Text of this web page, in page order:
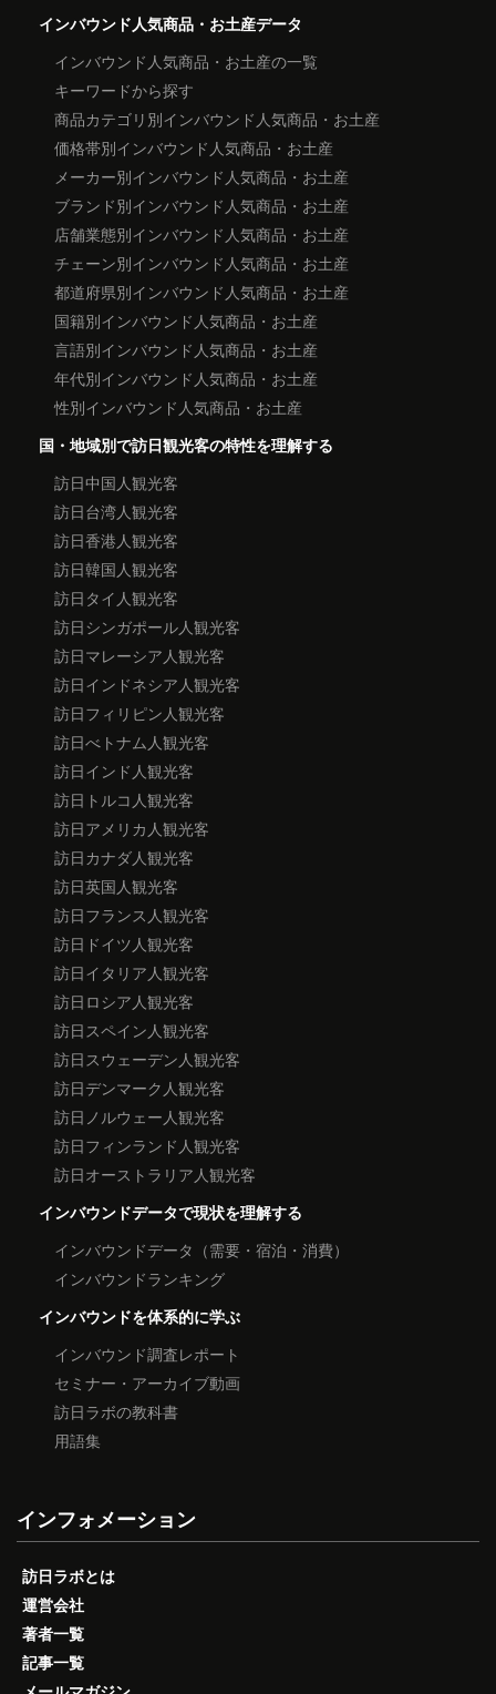
インバウンド人気商品・お土産データ
インバウンド人気商品・お土産の一覧
キーワードから探す
商品カテゴリ別インバウンド人気商品・お土産
価格帯別インバウンド人気商品・お土産
メーカー別インバウンド人気商品・お土産
ブランド別インバウンド人気商品・お土産
店舗業態別インバウンド人気商品・お土産
チェーン別インバウンド人気商品・お土産
都道府県別インバウンド人気商品・お土産
国籍別インバウンド人気商品・お土産
言語別インバウンド人気商品・お土産
年代別インバウンド人気商品・お土産
性別インバウンド人気商品・お土産
国・地域別で訪日観光客の特性を理解する
訪日中国人観光客
訪日台湾人観光客
訪日香港人観光客
訪日韓国人観光客
訪日タイ人観光客
訪日シンガポール人観光客
訪日マレーシア人観光客
訪日インドネシア人観光客
訪日フィリピン人観光客
訪日べトナム人観光客
訪日インド人観光客
訪日トルコ人観光客
訪日アメリカ人観光客
訪日カナダ人観光客
訪日英国人観光客
訪日フランス人観光客
訪日ドイツ人観光客
訪日イタリア人観光客
訪日ロシア人観光客
訪日スペイン人観光客
訪日スウェーデン人観光客
訪日デンマーク人観光客
訪日ノルウェー人観光客
訪日フィンランド人観光客
訪日オーストラリア人観光客
インバウンドデータで現状を理解する
インバウンドデータ（需要・宿泊・消費）
インバウンドランキング
インバウンドを体系的に学ぶ
インバウンド調査レポート
セミナー・アーカイブ動画
訪日ラボの教科書
用語集
インフォメーション
訪日ラボとは
運営会社
著者一覧
記事一覧